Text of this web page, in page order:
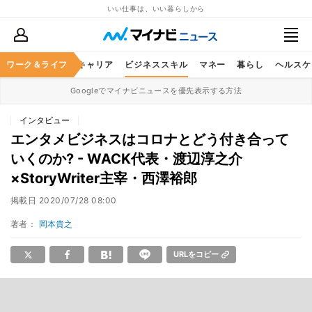
いい仕事は、いい暮らしから
ワーク＆ライフ キャリア ビジネススキル マネー 暮らし ヘルス
Googleでマイナビニュースを優先表示する方法
インタビュー
エンタメビジネスはコロナとどう付き合って
いくのか? - WACK代表・渡辺淳之介
×StoryWriter主宰・西澤裕郎
掲載日 2020/07/28 08:00
著者： 岡本貴之
URLをコピー